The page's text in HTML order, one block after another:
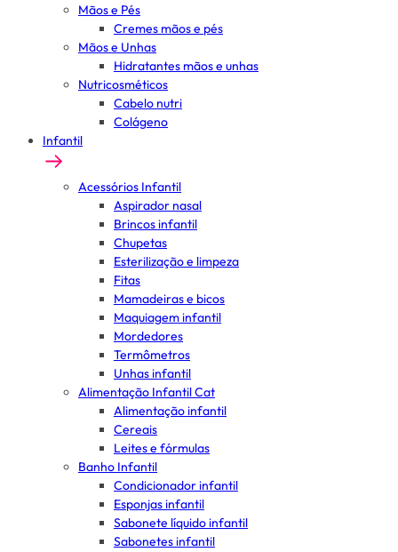
Mãos e Pés
Cremes mãos e pés
Mãos e Unhas
Hidratantes mãos e unhas
Nutricosméticos
Cabelo nutri
Colágeno
Infantil
Acessórios Infantil
Aspirador nasal
Brincos infantil
Chupetas
Esterilização e limpeza
Fitas
Mamadeiras e bicos
Maquiagem infantil
Mordedores
Termômetros
Unhas infantil
Alimentação Infantil Cat
Alimentação infantil
Cereais
Leites e fórmulas
Banho Infantil
Condicionador infantil
Esponjas infantil
Sabonete líquido infantil
Sabonetes infantil